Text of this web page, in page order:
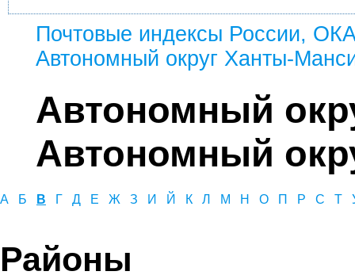
Почтовые индексы России,
Автономный округ Ханты-
Автономный
Автономный
А Б В Г Д Е Ж З И Й К Л М Н О П Р С Т
Районы